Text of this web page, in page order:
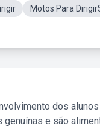
Motos Para
dos
e são